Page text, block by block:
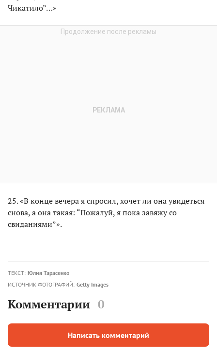
Чикатило”…»
25. «В конце вечера я спросил, хочет ли она увидеться
снова, а она такая: “Пожалуй, я пока завяжу со
свиданиями”».
ТЕКСТ: Юлия Тарасенко
ИСТОЧНИК ФОТОГРАФИЙ: Getty Images
Комментарии 0
Написать комментарий